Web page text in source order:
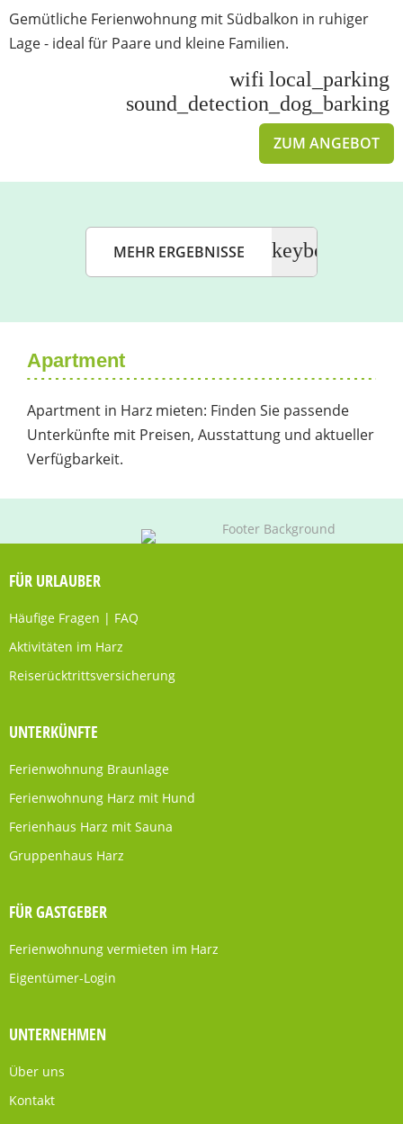
Gemütliche Ferienwohnung mit Südbalkon in ruhiger
Lage - ideal für Paare und kleine Familien.
wifi local_parking
sound_detection_dog_barking
ZUM ANGEBOT
MEHR ERGEBNISSE
Apartment
Apartment in Harz mieten: Finden Sie passende
Unterkünfte mit Preisen, Ausstattung und aktueller
Verfügbarkeit.
FÜR URLAUBER
Häufige Fragen | FAQ
Aktivitäten im Harz
Reiserücktrittsversicherung
UNTERKÜNFTE
Ferienwohnung Braunlage
Ferienwohnung Harz mit Hund
Ferienhaus Harz mit Sauna
Gruppenhaus Harz
FÜR GASTGEBER
Ferienwohnung vermieten im Harz
Eigentümer-Login
UNTERNEHMEN
Über uns
Kontakt